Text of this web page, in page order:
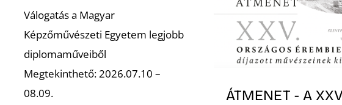
Válogatás a Magyar
Képzőművészeti Egyetem legjobb
diplomaműveiből
Megtekinthető: 2026.07.10 –
08.09.
ÁTMENET - A